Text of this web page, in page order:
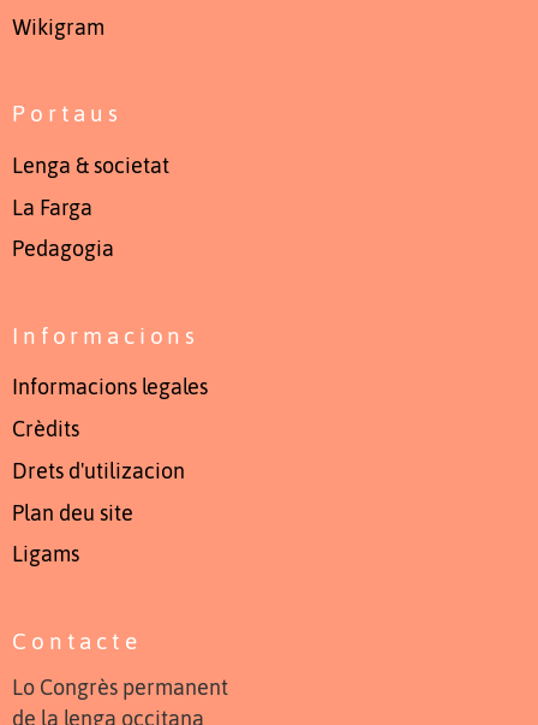
Wikigram
Portaus
Lenga & societat
La Farga
Pedagogia
Informacions
Informacions legales
Crèdits
Drets d'utilizacion
Plan deu site
Ligams
Contacte
Lo Congrès permanent
de la lenga occitana